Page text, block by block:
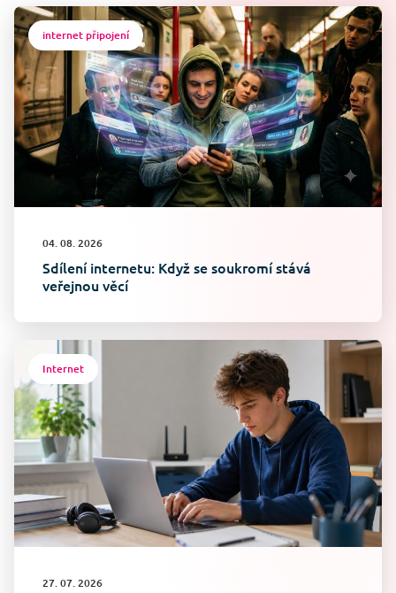
internet připojení
04. 08. 2026
Sdílení internetu: Když se soukromí stává
veřejnou věcí
Internet
27. 07. 2026